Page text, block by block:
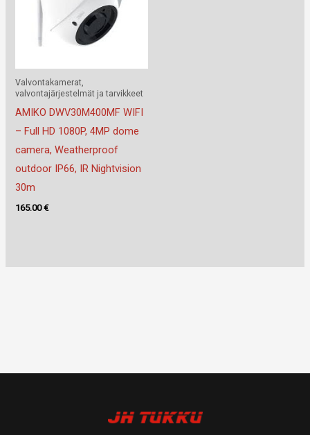
Valvontakamerat,
valvontajärjestelmät ja tarvikkeet
AMIKO DWV30M400MF WIFI
– Full HD 1080P, 4MP dome
camera, Weatherproof
outdoor IP66, IR Nightvision
30m
165.00€